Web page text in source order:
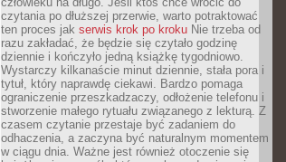
czytania po dłuższej przerwie, warto potraktować
ten proces jak serwis krok po kroku Nie trzeba od
razu zakładać, że będzie się czytało godzinę
dziennie i kończyło jedną książkę tygodniowo.
Wystarczy kilkanaście minut dziennie, stała pora i
tytuł, który naprawdę ciekawi. Bardzo pomaga
ograniczenie przeszkadzaczy, odłożenie telefonu i
stworzenie małego rytuału związanego z lekturą. Z
czasem czytanie przestaje być zadaniem do
odhaczenia, a zaczyna być naturalnym momentem
w ciągu dnia. Ważne jest również otoczenie się